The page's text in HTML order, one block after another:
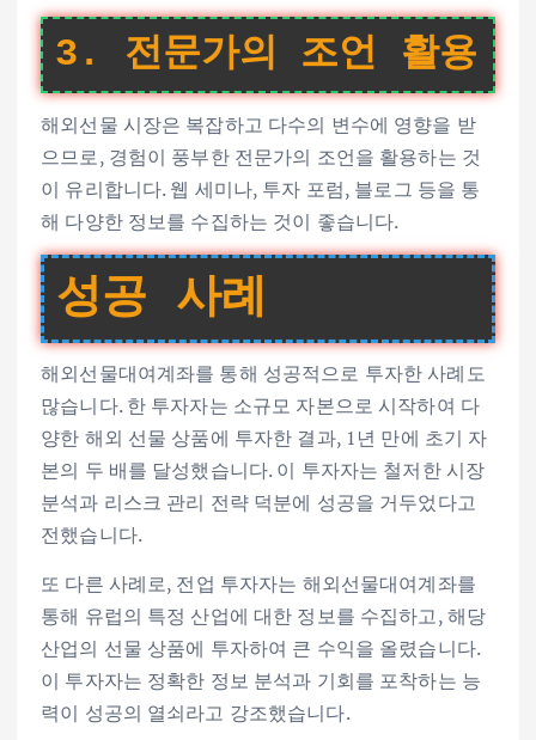
3. 전문가의 조언 활용
해외선물 시장은 복잡하고 다수의 변수에 영향을 받
으므로, 경험이 풍부한 전문가의 조언을 활용하는 것
이 유리합니다. 웹 세미나, 투자 포럼, 블로그 등을 통
해 다양한 정보를 수집하는 것이 좋습니다.
성공 사례
해외선물대여계좌를 통해 성공적으로 투자한 사례도
많습니다. 한 투자자는 소규모 자본으로 시작하여 다
양한 해외 선물 상품에 투자한 결과, 1년 만에 초기 자
본의 두 배를 달성했습니다. 이 투자자는 철저한 시장
분석과 리스크 관리 전략 덕분에 성공을 거두었다고
전했습니다.
또 다른 사례로, 전업 투자자는 해외선물대여계좌를
통해 유럽의 특정 산업에 대한 정보를 수집하고, 해당
산업의 선물 상품에 투자하여 큰 수익을 올렸습니다.
이 투자자는 정확한 정보 분석과 기회를 포착하는 능
력이 성공의 열쇠라고 강조했습니다.